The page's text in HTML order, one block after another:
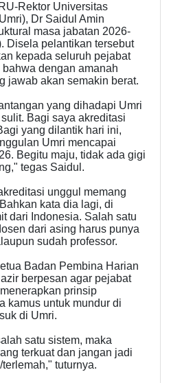
Rektor Universitas
Dr Saidul Amin
masa jabatan 2026-
Disela pelantikan tersebut
kepada seluruh pejabat
dengan amanah
jawab akan semakin berat.
yang dihadapi Umri
Bagi saya akreditasi
yang dilantik hari ini,
Umri mencapai
Begitu maju, tidak ada gigi
tegas Saidul.
unggul memang
kata dia lagi, di
dari Indonesia. Salah satu
dari asing harus punya
sudah professor.
Badan Pembina Harian
berpesan agar pejabat
prinsip
kamus untuk mundur di
di Umri.
satu sistem, maka
terkuat dan jangan jadi
tuturnya.